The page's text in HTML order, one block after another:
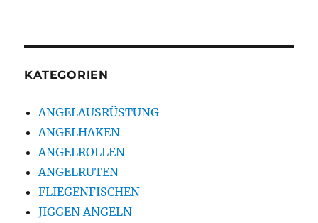
KATEGORIEN
ANGELAUSRÜSTUNG
ANGELHAKEN
ANGELROLLEN
ANGELRUTEN
FLIEGENFISCHEN
JIGGEN ANGELN